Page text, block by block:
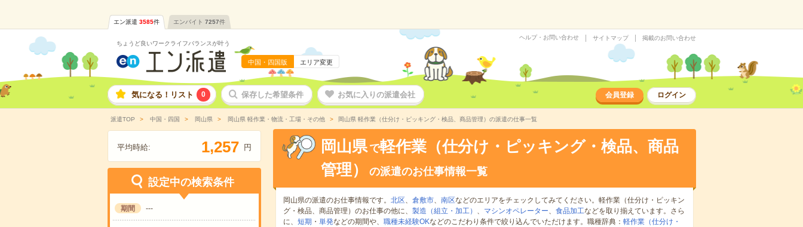
エン派遣 3585件 エンバイト 7257件
ちょうど良いワークライフバランスが叶う
中国・四国版 エリア変更
ヘルプ・お問い合わせ サイトマップ 掲載のお問い合わせ
気になる！リスト 0 保存した希望条件 お気に入りの派遣会社 会員登録 ログイン
派遣TOP 中国・四国 岡山県 岡山県 軽作業・物流・工場・その他 岡山県 軽作業（仕分け・ピッキング・検品、商品管理）の派遣の仕事一覧
平均時給: 1,257 円
設定中の検索条件
期間 ---
岡山県 で軽作業（仕分け・ピッキング・検品、商品
管理）
の派遣のお仕事情報一覧
岡山県の派遣のお仕事情報です。 北区、 倉敷市、 南区などのエリアをチェックしてみてください。軽作業（仕分け・ピッキン
グ・検品、商品管理）のお仕事の他に、 製造（組立・加工） 、 マシンオペレーター、 食品加工などを取り揃えています。さら
に、 短期 ・ 単発などの期間や、 職種未経験OKなどのこだわり条件で絞り込んでいただけます。職種辞典： 軽作業（仕分け・